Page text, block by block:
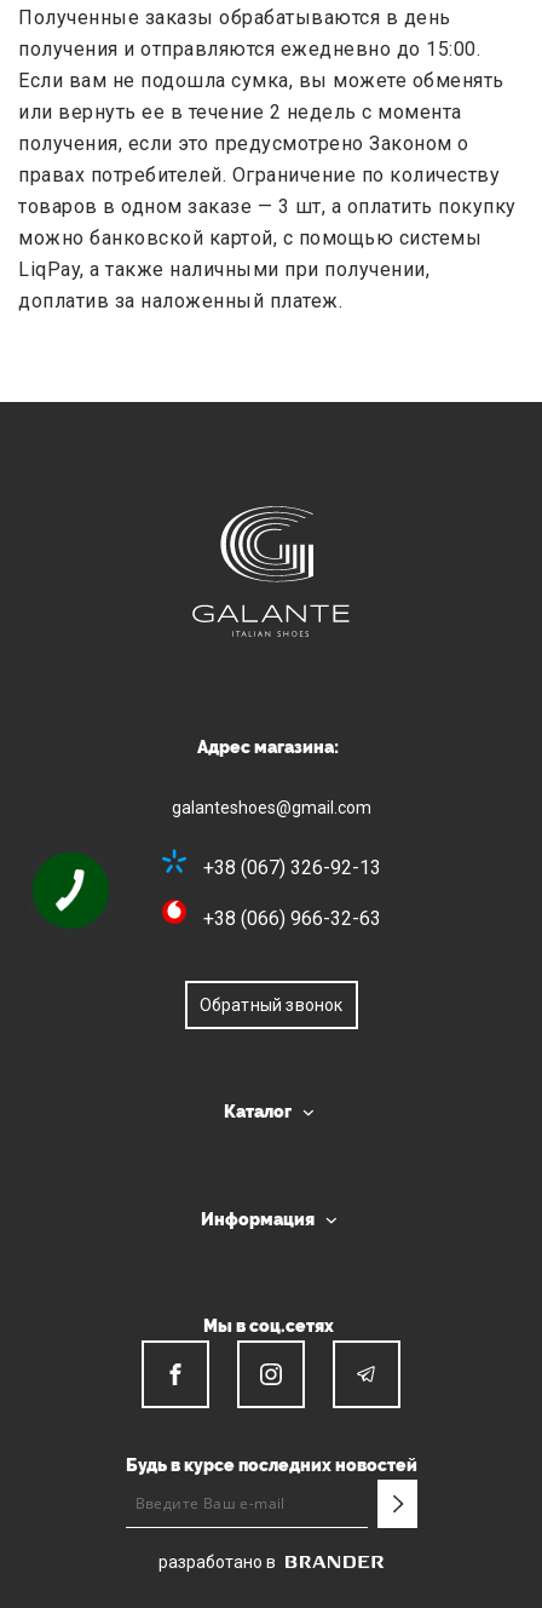
Полученные заказы обрабатываются в день
получения и отправляются ежедневно до 15:00.
Если вам не подошла сумка, вы можете обменять
или вернуть ее в течение 2 недель с момента
получения, если это предусмотрено Законом о
правах потребителей. Ограничение по количеству
товаров в одном заказе — 3 шт, а оплатить покупку
можно банковской картой, с помощью системы
LiqPay, а также наличными при получении,
доплатив за наложенный платеж.
Адрес магазина:
galanteshoes@gmail.com
+38 (067) 326-92-13
+38 (066) 966-32-63
Обратный звонок
Каталог
Информация
Мы в соц.сетях
Будь в курсе последних новостей
разработано в